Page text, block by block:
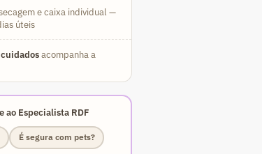
e caixa individual —
úteis
acompanha a
ao Especialista RDF
É segura com pets?